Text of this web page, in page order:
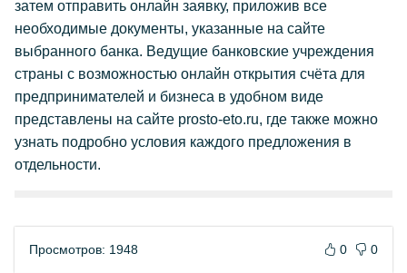
затем отправить онлайн заявку, приложив все
необходимые документы, указанные на сайте
выбранного банка. Ведущие банковские учреждения
страны с возможностью онлайн открытия счёта для
предпринимателей и бизнеса в удобном виде
представлены на сайте prosto-eto.ru, где также можно
узнать подробно условия каждого предложения в
отдельности.
Просмотров: 1948 0 0